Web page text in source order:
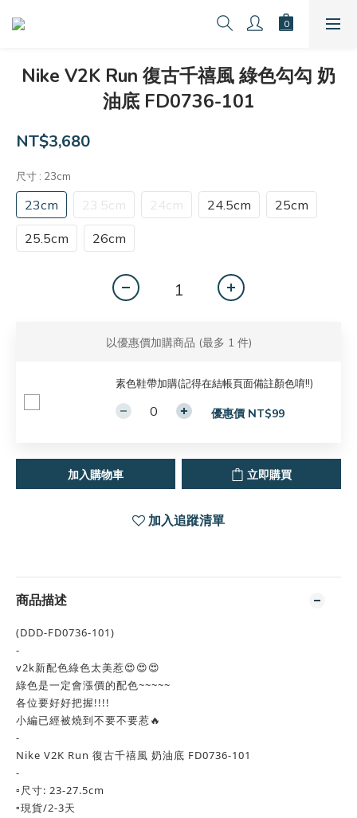
Nike V2K Run 復古千禧風 綠色勾勾 奶
油底 FD0736-101
NT$3,680
尺寸 : 23cm
23cm 23.5cm 24cm 24.5cm 25cm
25.5cm 26cm
以優惠價加購商品 (最多 1 件)
素色鞋帶加購(記得在結帳頁面備註顏色唷!!)
優惠價 NT$99
加入購物車 立即購買
加入追蹤清單
商品描述
(DDD-FD0736-101)
-
v2k新配色綠色太美惹😍😍😍
綠色是一定會漲價的配色~~~~~
各位要好好把握!!!!
小編已經被燒到不要不要惹🔥
-
Nike V2K Run 復古千禧風 奶油底 FD0736-101
-
▫️尺寸: 23-27.5cm
▫️現貨/2-3天